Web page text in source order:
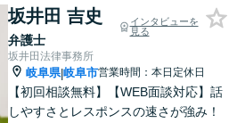
坂井田 吉史
弁護士
インタビューを
見る
坂井田法律事務所
岐阜県|岐阜市営業時間：本日定休日
【初回相談無料】【WEB面談対応】話
しやすさとレスポンスの速さが強み！